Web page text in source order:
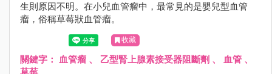
生則原因不明。在小兒血管瘤中，最常見的是嬰兒型血管
瘤，俗稱草莓狀血管瘤。
收藏
關鍵字： 血管瘤 、 乙型腎上腺素接受器阻斷劑 、 血管 、